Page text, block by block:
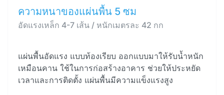
ความหนาของแผ่นพื้น 5 ซม
อัดแรงเหล็ก 4-7 เส้น / หนักเมตรละ 42 กก
แผ่นพื้นอัดแรง แบบท้องเรียบ ออกแบบมาให้รับน้ำหนัก
เหมือนคาน ใช้ในการก่อสร้างอาคาร ช่วยให้ประหยัด
เวลาและการติดตั้ง แผ่นพื้นมีความแข็งแรงสูง